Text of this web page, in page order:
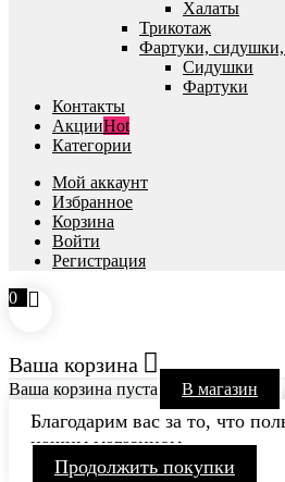
Халаты
Трикотаж
Фартуки,
Сидушки
Фартуки
Контакты
АкцииHot
Категории
Мой аккаунт
Избранное
Корзина
Войти
Регистрация
0
Ваша корзина
Ваша корзина пуста В магазин
Благодарим вас за то, что
нашим магазином
Продолжить покупки